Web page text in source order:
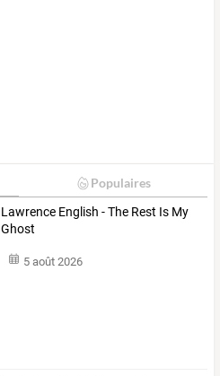
Populaires
Lawrence English - The Rest Is My
Ghost
5 août 2026